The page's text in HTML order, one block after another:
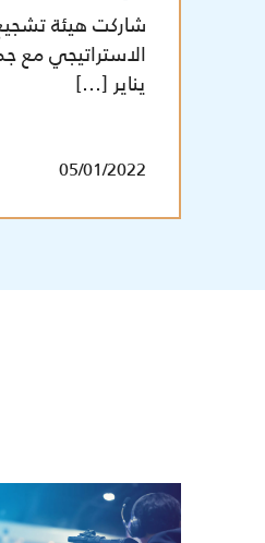
شاركت هيئة تشجيع
يناير […]
05/01/2022